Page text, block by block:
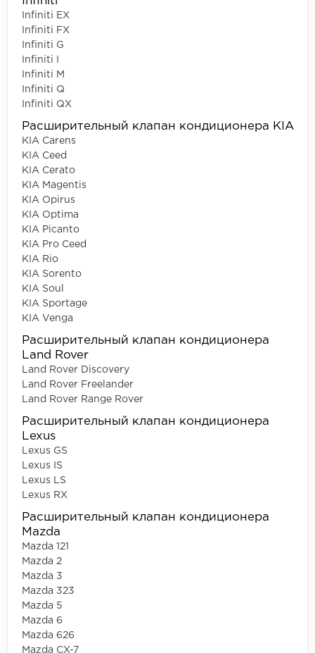
Infiniti EX
Infiniti FX
Infiniti G
Infiniti I
Infiniti M
Infiniti Q
Infiniti QX
Расширительный клапан кондиционера KIA
KIA Carens
KIA Ceed
KIA Cerato
KIA Magentis
KIA Opirus
KIA Optima
KIA Picanto
KIA Pro Ceed
KIA Rio
KIA Sorento
KIA Soul
KIA Sportage
KIA Venga
Расширительный клапан кондиционера
Land Rover
Land Rover Discovery
Land Rover Freelander
Land Rover Range Rover
Расширительный клапан кондиционера
Lexus
Lexus GS
Lexus IS
Lexus LS
Lexus RX
Расширительный клапан кондиционера
Mazda
Mazda 121
Mazda 2
Mazda 3
Mazda 323
Mazda 5
Mazda 6
Mazda 626
Mazda CX-7